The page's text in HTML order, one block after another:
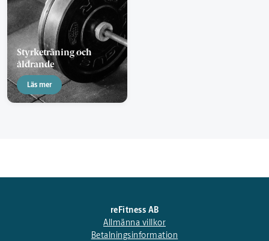
Styrketräning och
åldrande
Läs mer
reFitness AB
Allmänna villkor
Betalningsinformation